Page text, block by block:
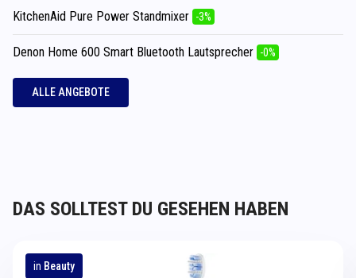
KitchenAid Pure Power Standmixer -3%
Denon Home 600 Smart Bluetooth Lautsprecher -0%
ALLE ANGEBOTE
DAS SOLLTEST DU GESEHEN HABEN
in Beauty